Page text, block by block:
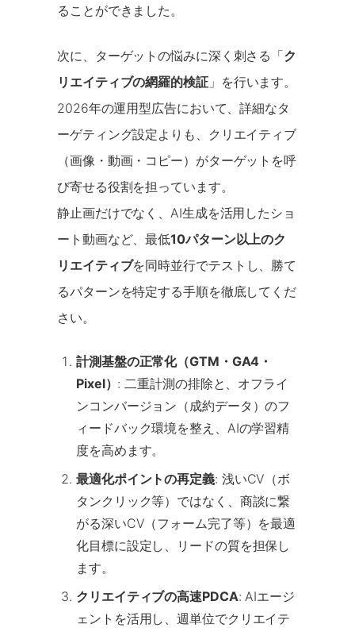
ることができました。
次に、ターゲットの悩みに深く刺さる「ク
リエイティブの網羅的検証」を行います。
2026年の運用型広告において、詳細なタ
ーゲティング設定よりも、クリエイティブ
（画像・動画・コピー）がターゲットを呼
び寄せる役割を担っています。
静止画だけでなく、AI生成を活用したショ
ート動画など、最低10パターン以上のク
リエイティブを同時並行でテストし、勝て
るパターンを特定する手順を徹底してくだ
さい。
計測基盤の正常化（GTM・GA4・
Pixel） : 二重計測の排除と、オフライ
ンコンバージョン（成約データ）のフ
ィードバック環境を整え、AIの学習精
度を高めます。
最適化ポイントの再定義: 浅いCV（ボ
タンクリック等）ではなく、商談に繋
がる深いCV（フォーム完了等）を最適
化目標に設定し、リードの質を担保し
ます。
クリエイティブの高速PDCA: AIエージ
ェントを活用し、週単位でクリエイテ